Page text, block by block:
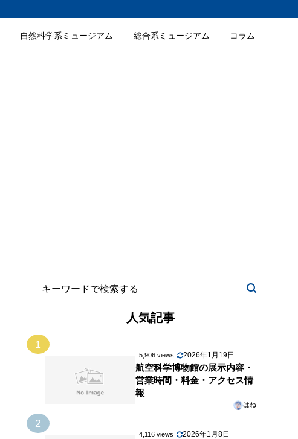
自然科学系ミュージアム 総合系ミュージアム コラム
人気記事
1
5,906 views 2026年1月19日
航空科学博物館の展示内容・
営業時間・料金・アクセス情
報
はね
2
4,116 views 2026年1月8日